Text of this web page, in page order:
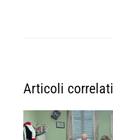
Articoli correlati